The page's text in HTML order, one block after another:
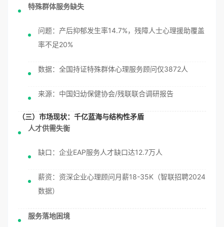
特殊群体服务缺失
问题：产后抑郁发生率14.7%，残障人士心理援助覆盖
率不足20%
数据：全国持证特殊群体心理服务顾问仅3872人
来源：中国妇幼保健协会/残联联合调研报告
（三）市场现状：千亿蓝海与结构性矛盾
人才供需失衡
缺口：企业EAP服务人才缺口达12.7万人
薪资：资深企业心理顾问月薪18-35K（智联招聘2024
数据）
服务落地困境